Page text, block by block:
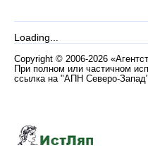
Loading...
Copyright © 2006-2026
При полном или частичном
ссылка на "АПН Северо-